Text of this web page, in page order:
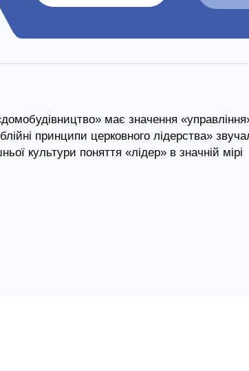
має значення
принципи церковного лідерства»
культури поняття «лідер» в значній мірі